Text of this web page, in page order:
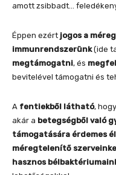
amott zsibbadt…
Éppen ezért jogos a
immunrendszerünk(ide
megtámogatni, és
bevitelével támogatni és
A fentiekből látható,
akár a betegségből való
támogatására érdemes
méregtelenítő
hasznos